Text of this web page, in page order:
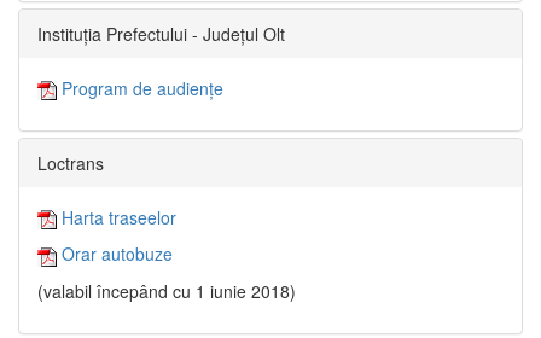
Instituția Prefectului - Județul Olt
Program de audiențe
Loctrans
Harta traseelor
Orar autobuze
(valabil începând cu 1 iunie 2018)